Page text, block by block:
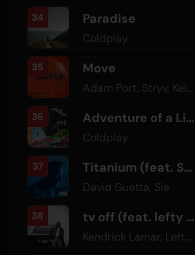
34 Paradise
Coldplay
35 Move
Adam Port, Stryv, Keinemusik
36 Adventure of a Lifetime
Coldplay
37 Titanium (feat. Sia)
David Guetta, Sia
38 tv off (feat. lefty gunplay)
Kendrick Lamar, Lefty Gunplay